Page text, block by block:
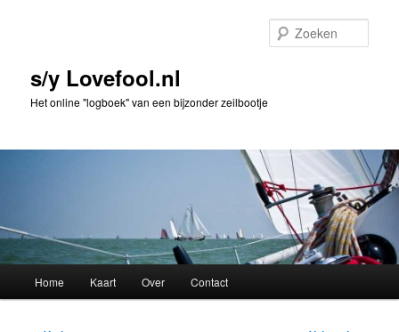
inhouds/y Lovefool.nl
Het online "logboek" van een bijzonder zeilbootje
Home Kaart Over Contact